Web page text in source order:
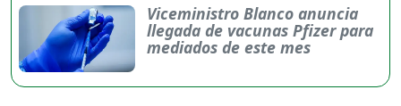
Viceministro Blanco anuncia
llegada de vacunas Pfizer para
mediados de este mes